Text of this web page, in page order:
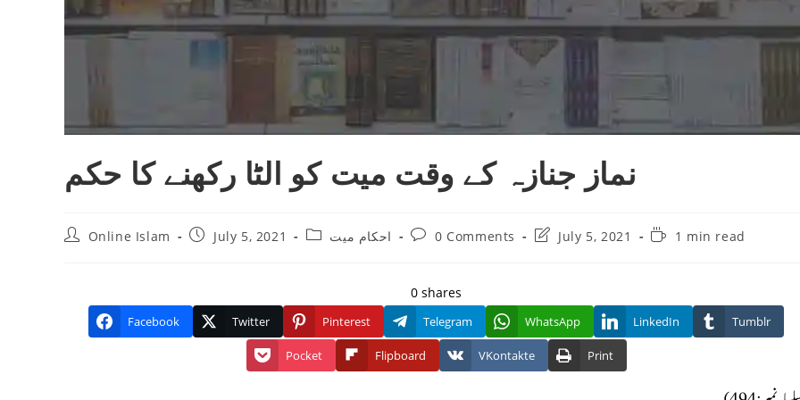
نماز جنازہ کے وقت میت کو الٹا رکھنے کا حکم
PostOnline Islam
PostJuly 5, 2021
Postاحکام میت
Post0 Comments
PostJuly 5, 2021
Reading1 min read
0 shares
Facebook Twitter Pinterest Telegram WhatsApp LinkedIn Tumblr
Pocket Flipboard VKontakte Print